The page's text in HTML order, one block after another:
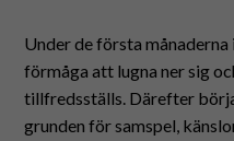
Under de första
förmåga att lugna ner sig
tillfredsställs. Därefter
grunden för samspel,